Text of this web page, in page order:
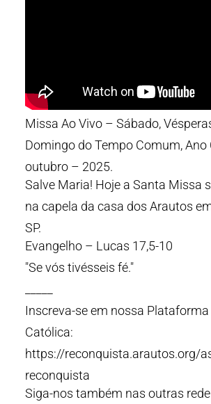
Missa Ao Vivo – Sábado,
Domingo do Tempo Comum, Ano
outubro – 2025.
Salve Maria! Hoje a Santa Missa
na capela da casa dos Arautos
SP.
Evangelho – Lucas 17,5-10
"Se vós tivésseis fé."
Inscreva-se em nossa
Católica:
https://reconquista.arautos.org/
reconquista
Siga-nos também nas outras